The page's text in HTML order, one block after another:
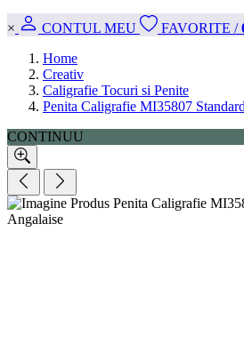
× CONTUL MEU FAVORITE /
Home
Creativ
Caligrafie Tocuri si Penite
Penita Caligrafie MI35807
CONTINUU